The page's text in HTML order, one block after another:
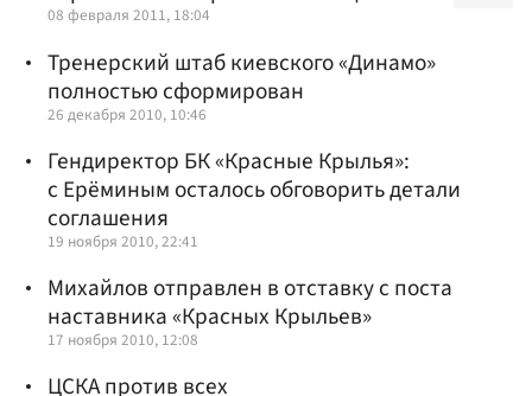
08 февраля 2011, 18:04
Тренерский штаб киевского «Динамо»
полностью сформирован
26 декабря 2010, 10:46
Гендиректор БК «Красные Крылья»:
с Ерёминым осталось обговорить детали
соглашения
19 ноября 2010, 22:41
Михайлов отправлен в отставку с поста
наставника «Красных Крыльев»
17 ноября 2010, 12:08
ЦСКА против всех